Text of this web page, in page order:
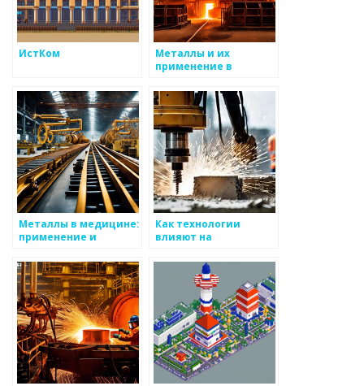
ИстКом
Металлы и их
применение в
высоким уровнем
технологии
Металлы в медицине:
применение и
Как технологии
влияют на
металлоизделий